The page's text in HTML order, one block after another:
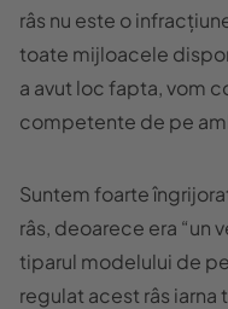
râs nu este o
toate mijloacele
a avut loc fapta, vom
competente de pe
Suntem foarte
râs, deoarece era “un
tiparul modelului de
regulat acest râs